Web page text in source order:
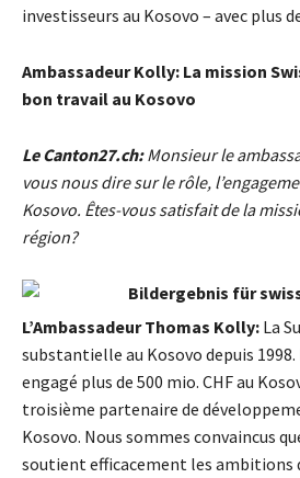
investisseurs au Kosovo – avec plus
Ambassadeur Kolly: La mission
bon travail au Kosovo
Le Canton27.ch:Monsieur le
vous nous dire sur le rôle,
Kosovo. Êtes-vous satisfait de la
région?
L’Ambassadeur Thomas Kolly: La
substantielle au Kosovo depuis 1998.
engagé plus de 500 mio. CHF au
troisième partenaire de
Kosovo. Nous sommes convaincus
soutient efficacement les ambitions